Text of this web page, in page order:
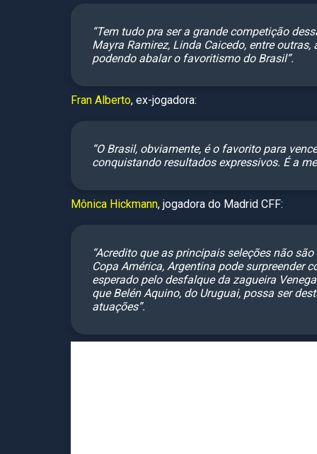
“Tem tudo pra ser a grande competição
Mayra Ramirez, Linda Caicedo, entre
podendo abalar o favoritismo do Brasil”.
Fran Alberto, ex-jogadora:
“O Brasil, obviamente, é o favorito para
conquistando resultados expressivos. É a
Mônica Hickmann, jogadora do Madrid CFF:
“Acredito que as principais seleções não
Copa América, Argentina pode surpreender
esperado pelo desfalque da zagueira
que Belén Aquino, do Uruguai, possa ser
atuações”.